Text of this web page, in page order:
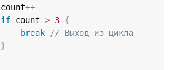
    count
++
if count > 3 {
break
// Выход из цикла
}